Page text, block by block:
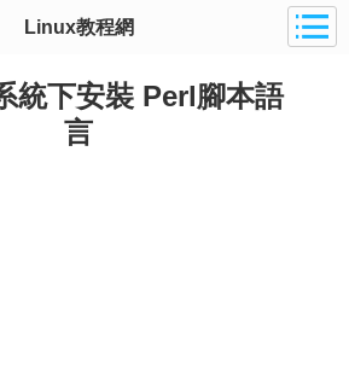
Linux教程網
統下安裝 Perl腳本語
言